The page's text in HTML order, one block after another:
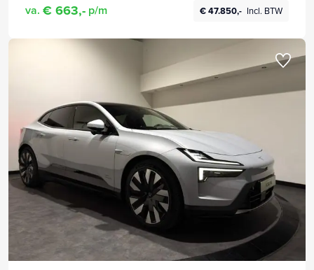
va. € 663,- p/m € 47.850,- Incl. BTW